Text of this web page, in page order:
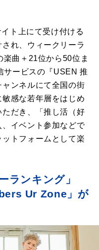
ト上にて受け付ける
され、ウィークリーラ
曲＋21位から50位ま
サービスの『USEN 推
ンネルにて全国の街
感な若年層をはじめ
だき、「推し活（好
イベント参加などで
トフォームとして楽
ランキング」
Ur Zone」が